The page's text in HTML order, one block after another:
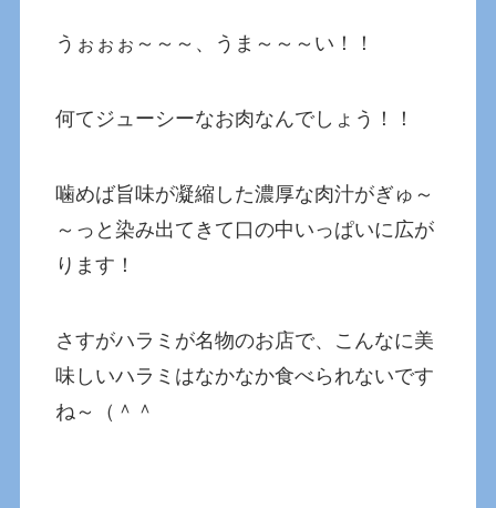
うぉぉぉ～～～、うま～～～い！！
何てジューシーなお肉なんでしょう！！
噛めば旨味が凝縮した濃厚な肉汁がぎゅ～
～っと染み出てきて口の中いっぱいに広が
ります！
さすがハラミが名物のお店で、こんなに美
味しいハラミはなかなか食べられないです
ね～（＾＾